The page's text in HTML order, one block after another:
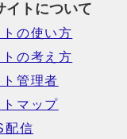
イトについて
の使い方
の考え方
管理者
マップ
配信